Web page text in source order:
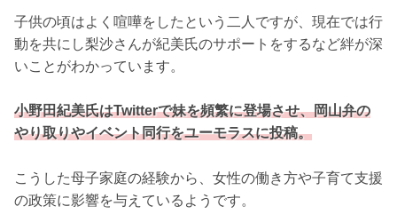
子供の頃はよく喧嘩をしたという二人ですが、現在では行
動を共にし梨沙さんが紀美氏のサポートをするなど絆が深
いことがわかっています。
小野田紀美氏はTwitterで妹を頻繁に登場させ、岡山弁の
やり取りやイベント同行をユーモラスに投稿。
こうした母子家庭の経験から、女性の働き方や子育て支援
の政策に影響を与えているようです。